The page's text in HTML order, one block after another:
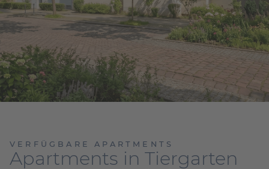
VERFÜGBARE APARTMENTS
Apartments in Tiergarten